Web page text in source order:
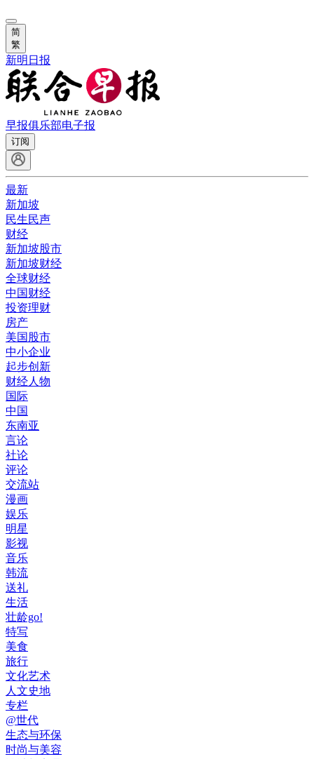
简
繁
新明日报
早报俱乐部电子报
订阅
最新
新加坡
民生民声
财经
新加坡股市
新加坡财经
全球财经
中国财经
投资理财
房产
美国股市
中小企业
起步创新
财经人物
国际
中国
东南亚
言论
社论
评论
交流站
漫画
娱乐
明星
影视
音乐
韩流
送礼
生活
壮龄go!
特写
美食
旅行
文化艺术
人文史地
专栏
@世代
生态与环保
时尚与美容